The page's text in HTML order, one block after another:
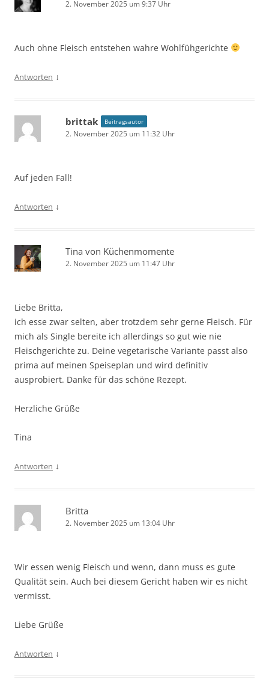
2. November 2025 um 9:37 Uhr
Auch ohne Fleisch entstehen wahre Wohlfühgerichte
Antworten ↓
brittak Beitragsautor
2. November 2025 um 11:32 Uhr
Auf jeden Fall!
Antworten ↓
Tina von Küchenmomente
2. November 2025 um 11:47 Uhr
Liebe Britta,
ich esse zwar selten, aber trotzdem sehr gerne Fleisch. Für
mich als Single bereite ich allerdings so gut wie nie
Fleischgerichte zu. Deine vegetarische Variante passt also
prima auf meinen Speiseplan und wird definitiv
ausprobiert. Danke für das schöne Rezept.
Herzliche Grüße
Tina
Antworten ↓
Britta
2. November 2025 um 13:04 Uhr
Wir essen wenig Fleisch und wenn, dann muss es gute
Qualität sein. Auch bei diesem Gericht haben wir es nicht
vermisst.
Liebe Grüße
Antworten ↓